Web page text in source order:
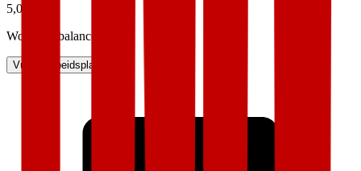
5,0
Work-life balance
Vurder arbeidsplass